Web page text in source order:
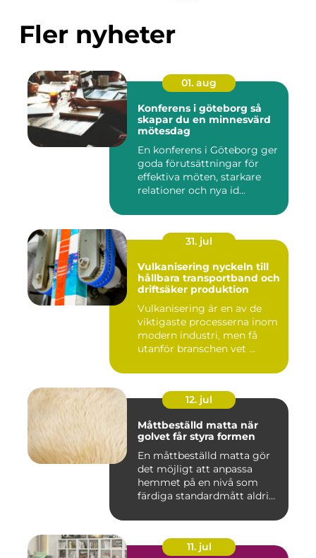
Fler nyheter
01. aug
Konferens i göteborg så
skapar du en minnesvärd
mötesdag
En konferens i Göteborg ger
goda förutsättningar för
effektiva möten, starkare
relationer och nya id...
31. jul
Vulkanisering nyckeln till
hållbara transportband och
driftsäker produktion
Vulkanisering är en av de
viktigaste processerna inom
modern industri, men få
utanför branschen vet ...
12. jul
Måttbeställd matta när
golvet får styra formen
En måttbeställd matta gör
det möjligt att anpassa
hemmet på en nivå som
färdiga standardmått aldrig
11. jul